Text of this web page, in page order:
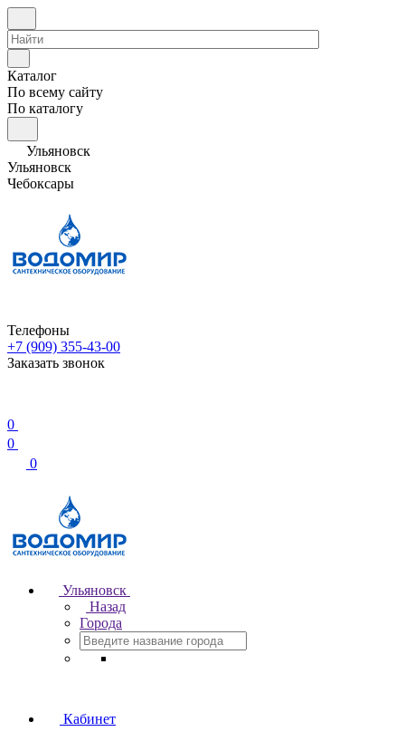
Каталог
По всему сайту
По каталогу
Ульяновск
Ульяновск
Чебоксары
Телефоны
+7 (909) 355-43-00
Заказать звонок
0
0
0
Ульяновск
Назад
Города
Кабинет